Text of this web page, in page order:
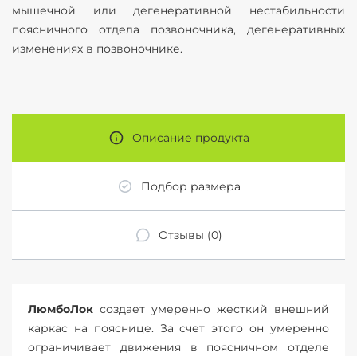
мышечной или дегенеративной нестабильности
поясничного отдела позвоночника, дегенеративных
изменениях в позвоночнике.
Описание продукта
Подбор размера
Отзывы (0)
ЛюмбоЛок создает умеренно жесткий внешний
каркас на пояснице. За счет этого он умеренно
ограничивает движения в поясничном отделе